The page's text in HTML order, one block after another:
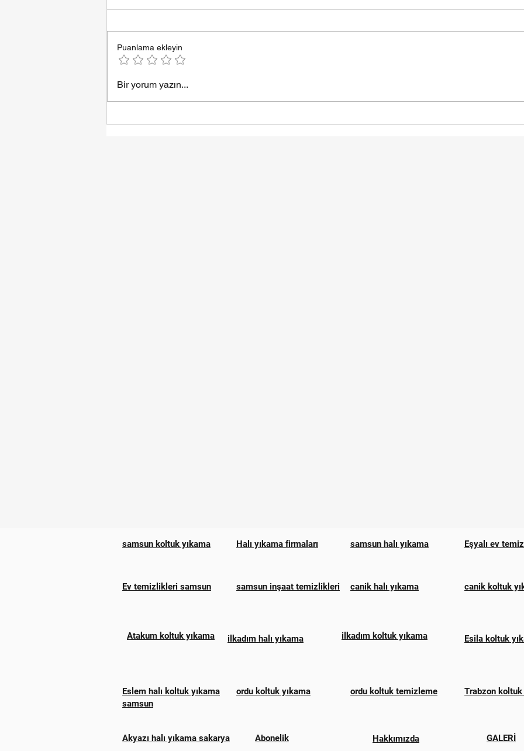
Puanlama ekleyin
Bir yorum yazın...
samsun koltuk yıkama Halı yıkama firmaları samsun halı yıkama Eşyalı ev
Ev temizlikleri samsun samsun inşaat temizlikleri canik halı yıkama canik koltuk
Atakum koltuk yıkama ilkadım halı yıkama ilkadım koltuk yıkama Esila koltuk
Eslem halı koltuk yıkama
samsun
ordu koltuk yıkama ordu koltuk temizleme Trabzon koltuk
Akyazı halı yıkama sakarya Abonelik Hakkımızda GALERİ